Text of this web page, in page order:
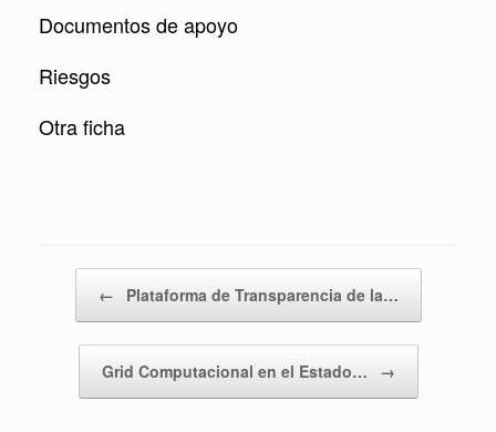
Documentos de apoyo
Riesgos
Otra ficha
← Plataforma de Transparencia de la…
Grid Computacional en el Estado… →